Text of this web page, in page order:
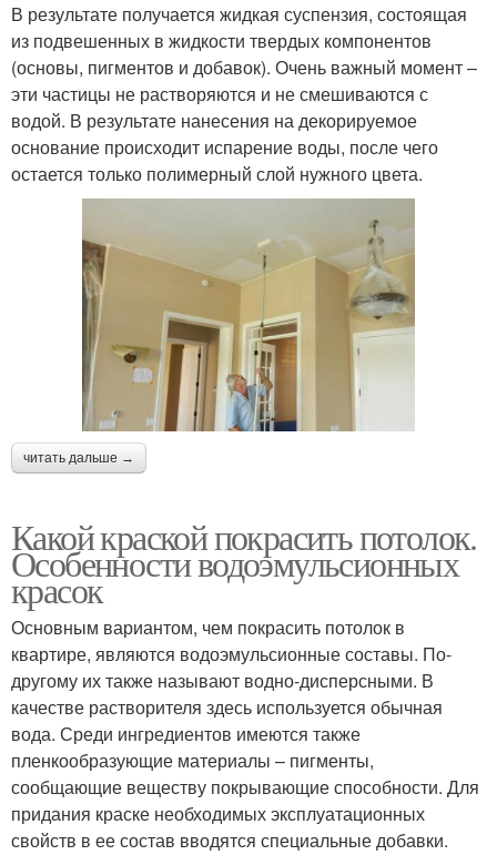
В результате получается жидкая суспензия, состоящая
из подвешенных в жидкости твердых компонентов
(основы, пигментов и добавок). Очень важный момент –
эти частицы не растворяются и не смешиваются с
водой. В результате нанесения на декорируемое
основание происходит испарение воды, после чего
остается только полимерный слой нужного цвета.
читать дальше →
Какой краской покрасить потолок.
Особенности водоэмульсионных
красок
Основным вариантом, чем покрасить потолок в
квартире, являются водоэмульсионные составы. По-
другому их также называют водно-дисперсными. В
качестве растворителя здесь используется обычная
вода. Среди ингредиентов имеются также
пленкообразующие материалы – пигменты,
сообщающие веществу покрывающие способности. Для
придания краске необходимых эксплуатационных
свойств в ее состав вводятся специальные добавки.